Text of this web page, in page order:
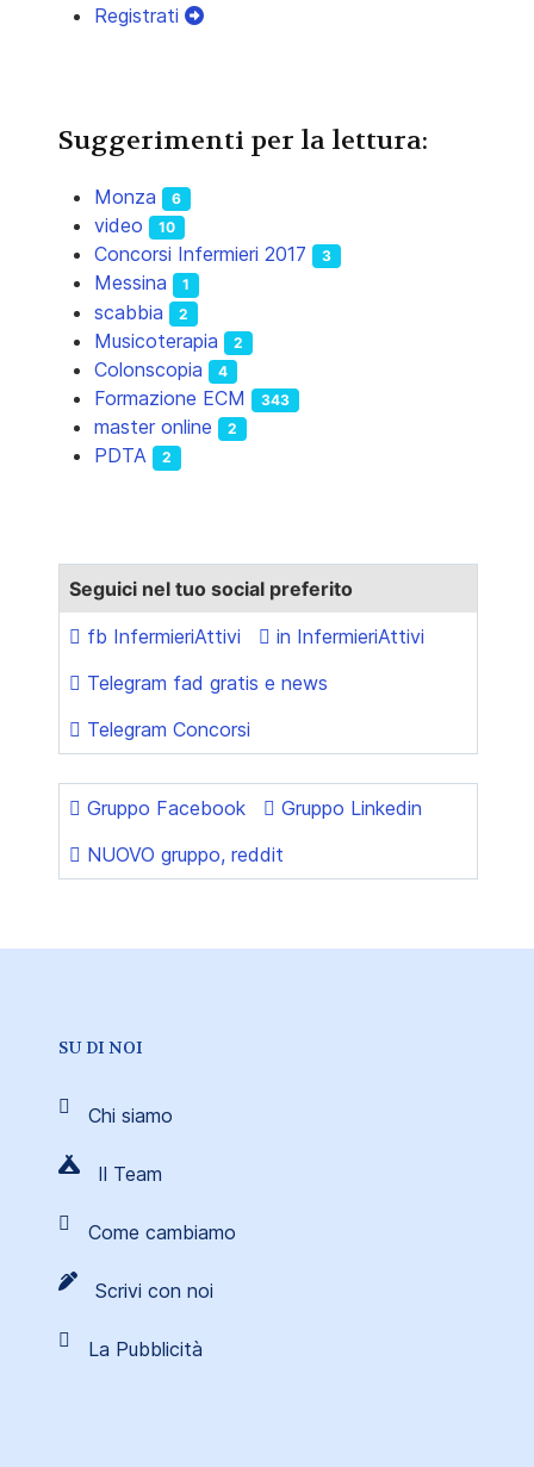
Registrati
Suggerimenti per la lettura:
Monza 6
video 10
Concorsi Infermieri 2017 3
Messina 1
scabbia 2
Musicoterapia 2
Colonscopia 4
Formazione ECM 343
master online 2
PDTA 2
Seguici nel tuo social preferito
fb InfermieriAttivi
in InfermieriAttivi
Telegram fad gratis e news
Telegram Concorsi
Gruppo Facebook
Gruppo Linkedin
NUOVO gruppo, reddit
SU DI NOI
Chi siamo
Il Team
Come cambiamo
Scrivi con noi
La Pubblicità